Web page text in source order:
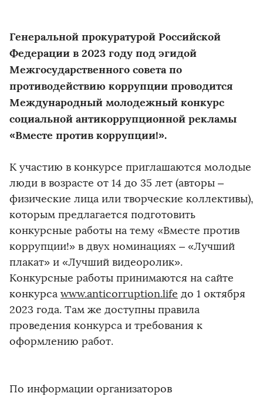
Генеральной прокуратурой Российской
Федерации в 2023 году под эгидой
Межгосударственного совета по
противодействию коррупции проводится
Международный молодежный конкурс
социальной антикоррупционной рекламы
«Вместе против коррупции!».
К участию в конкурсе приглашаются молодые
люди в возрасте от 14 до 35 лет (авторы –
физические лица или творческие коллективы),
которым предлагается подготовить
конкурсные работы на тему «Вместе против
коррупции!» в двух номинациях – «Лучший
плакат» и «Лучший видеоролик».
Конкурсные работы принимаются на сайте
конкурса www.anticorruption.life до 1 октября
2023 года. Там же доступны правила
проведения конкурса и требования к
оформлению работ.
По информации организаторов